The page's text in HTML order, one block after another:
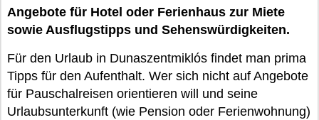
Angebote für Hotel oder Ferienhaus zur Miete
sowie Ausflugstipps und Sehenswürdigkeiten.
Für den Urlaub in Dunaszentmiklós findet man prima
Tipps für den Aufenthalt. Wer sich nicht auf Angebote
für Pauschalreisen orientieren will und seine
Urlaubsunterkunft (wie Pension oder Ferienwohnung)